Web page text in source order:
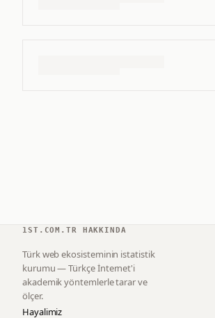
1ST.COM.TR HAKKINDA
Türk web ekosisteminin istatistik
kurumu — Türkçe İnternet'i
akademik yöntemlerle tarar ve
ölçer.
Hayalimiz